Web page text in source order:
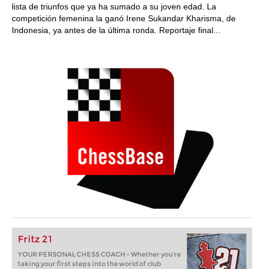
lista de triunfos que ya ha sumado a su joven edad. La
competición femenina la ganó Irene Sukandar Kharisma, de
Indonesia, ya antes de la última ronda. Reportaje final...
Fritz 21
YOUR PERSONAL CHESS COACH - Whether you’re
taking your first steps into the world of club